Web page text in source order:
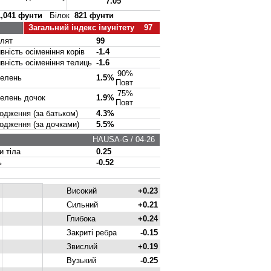
фунтиБілок 821 фунти
Загальний індекс імунітету 97
99
осіменіння корів
-1.4
осіменіння телиць -1.6
1.5% 90%
Повт
дочок
1.9% 75%
Повт
(за батьком)
4.3%
(за дочками)
5.5%
HAUSA-G / 04-26
0.25
-0.52
Високий
+0.23
Сильний
+0.21
Глибока
+0.24
Закриті ребра
-0.15
Звислий
+0.19
Вузький
-0.25